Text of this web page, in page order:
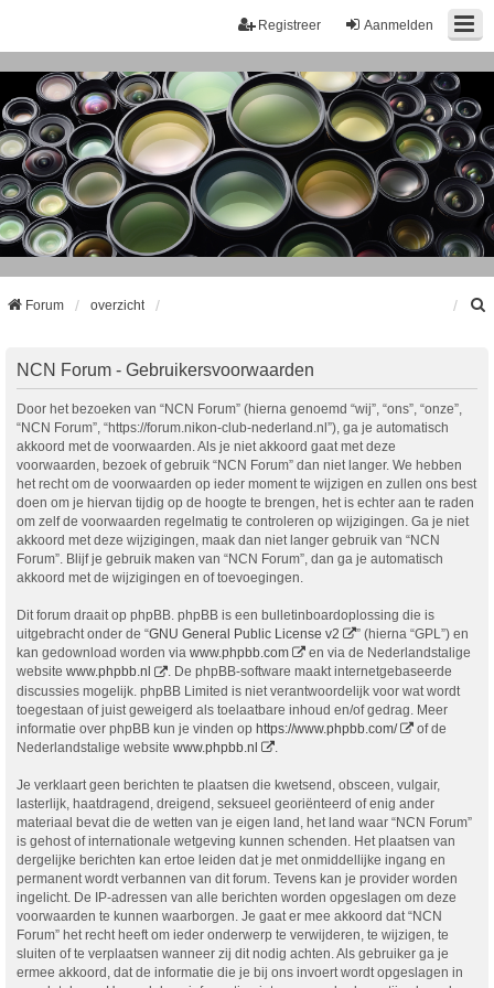
Aanmelden
Registreer
Forum overzicht
NCN Forum - Gebruikersvoorwaarden
Door het bezoeken van “NCN Forum” (hierna genoemd “wij”, “ons”, “onze”,
“NCN Forum”, “https://forum.nikon-club-nederland.nl”), ga je automatisch
akkoord met de voorwaarden. Als je niet akkoord gaat met deze
voorwaarden, bezoek of gebruik “NCN Forum” dan niet langer. We hebben
het recht om de voorwaarden op ieder moment te wijzigen en zullen ons best
doen om je hiervan tijdig op de hoogte te brengen, het is echter aan te raden
om zelf de voorwaarden regelmatig te controleren op wijzigingen. Ga je niet
akkoord met deze wijzigingen, maak dan niet langer gebruik van “NCN
Forum”. Blijf je gebruik maken van “NCN Forum”, dan ga je automatisch
akkoord met de wijzigingen en of toevoegingen.
Dit forum draait op phpBB. phpBB is een bulletinboardoplossing die is
uitgebracht onder de “GNU General Public License v2
” (hierna “GPL”) en
kan gedownload worden via www.phpbb.com
en via de Nederlandstalige
website www.phpbb.nl
. De phpBB-software maakt internetgebaseerde
discussies mogelijk. phpBB Limited is niet verantwoordelijk voor wat wordt
toegestaan of juist geweigerd als toelaatbare inhoud en/of gedrag. Meer
informatie over phpBB kun je vinden op https://www.phpbb.com/
of de
Nederlandstalige website www.phpbb.nl .
Je verklaart geen berichten te plaatsen die kwetsend, obsceen, vulgair,
lasterlijk, haatdragend, dreigend, seksueel georiënteerd of enig ander
materiaal bevat die de wetten van je eigen land, het land waar “NCN Forum”
is gehost of internationale wetgeving kunnen schenden. Het plaatsen van
dergelijke berichten kan ertoe leiden dat je met onmiddellijke ingang en
permanent wordt verbannen van dit forum. Tevens kan je provider worden
ingelicht. De IP-adressen van alle berichten worden opgeslagen om deze
voorwaarden te kunnen waarborgen. Je gaat er mee akkoord dat “NCN
Forum” het recht heeft om ieder onderwerp te verwijderen, te wijzigen, te
sluiten of te verplaatsen wanneer zij dit nodig achten. Als gebruiker ga je
ermee akkoord, dat de informatie die je bij ons invoert wordt opgeslagen in